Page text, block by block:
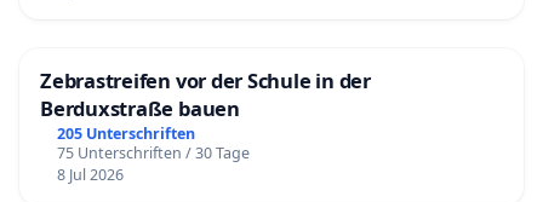
Zebrastreifen vor der Schule in der
Berduxstraße bauen
205 Unterschriften
75 Unterschriften / 30 Tage
8 Jul 2026